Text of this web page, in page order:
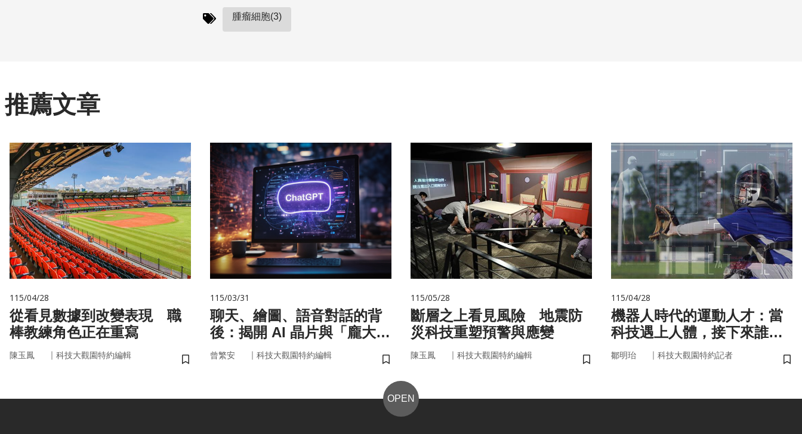
腫瘤細胞(3)
推薦文章
115/04/28
從看見數據到改變表現 職
棒教練角色正在重寫
陳玉鳳 ｜ 科技大觀園特約編輯
儲存書籤
115/03/31
聊天、繪圖、語音對話的背
後：揭開 AI 晶片與「龐大算
力」的真面目
曾繁安 ｜ 科技大觀園特約編輯
儲存書籤
115/05/28
斷層之上看見風險 地震防
災科技重塑預警與應變
陳玉鳳 ｜ 科技大觀園特約編輯
儲存書籤
115/04/28
機器人時代的運動人才：當
科技遇上人體，接下來誰來
接手？
鄒明珆 ｜ 科技大觀園特約記者
儲
OPEN